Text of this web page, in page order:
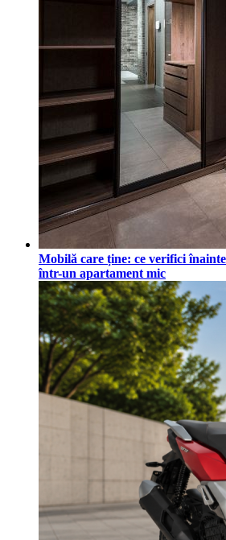
Mobilă care ține: ce verifici
într-un apartament mic